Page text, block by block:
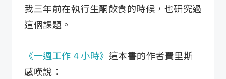
我三年前在執行生酮飲食的時候，也研究過
這個課題。
《一週工作 4 小時》 這本書的作者費里斯
感嘆說：